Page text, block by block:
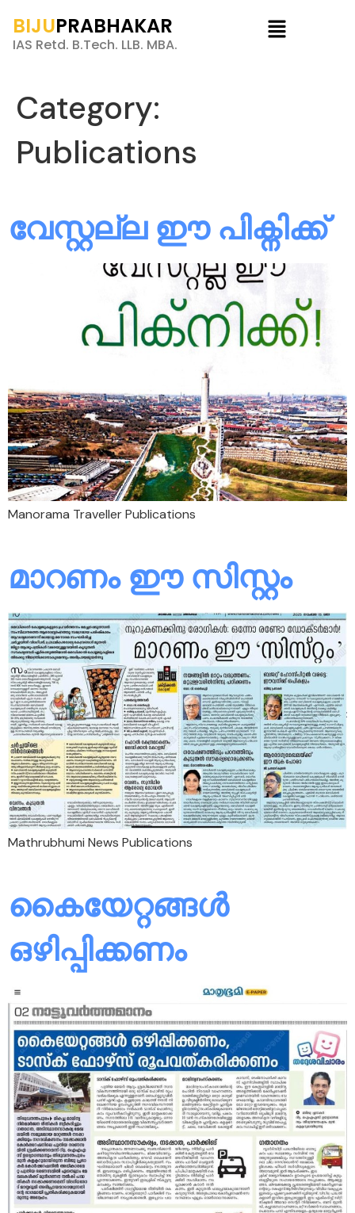
BIJUPRABHAKAR
IAS Retd. B.Tech. LLB. MBA.
Category:
Publications
വേസ്റ്റല്ല ഈ പിക്നിക്ക്
Manorama Traveller Publications
മാറണം ഈ സിസ്റ്റം
Mathrubhumi News Publications
കൈയേറ്റങ്ങൾ
ഒഴിപ്പിക്കണം